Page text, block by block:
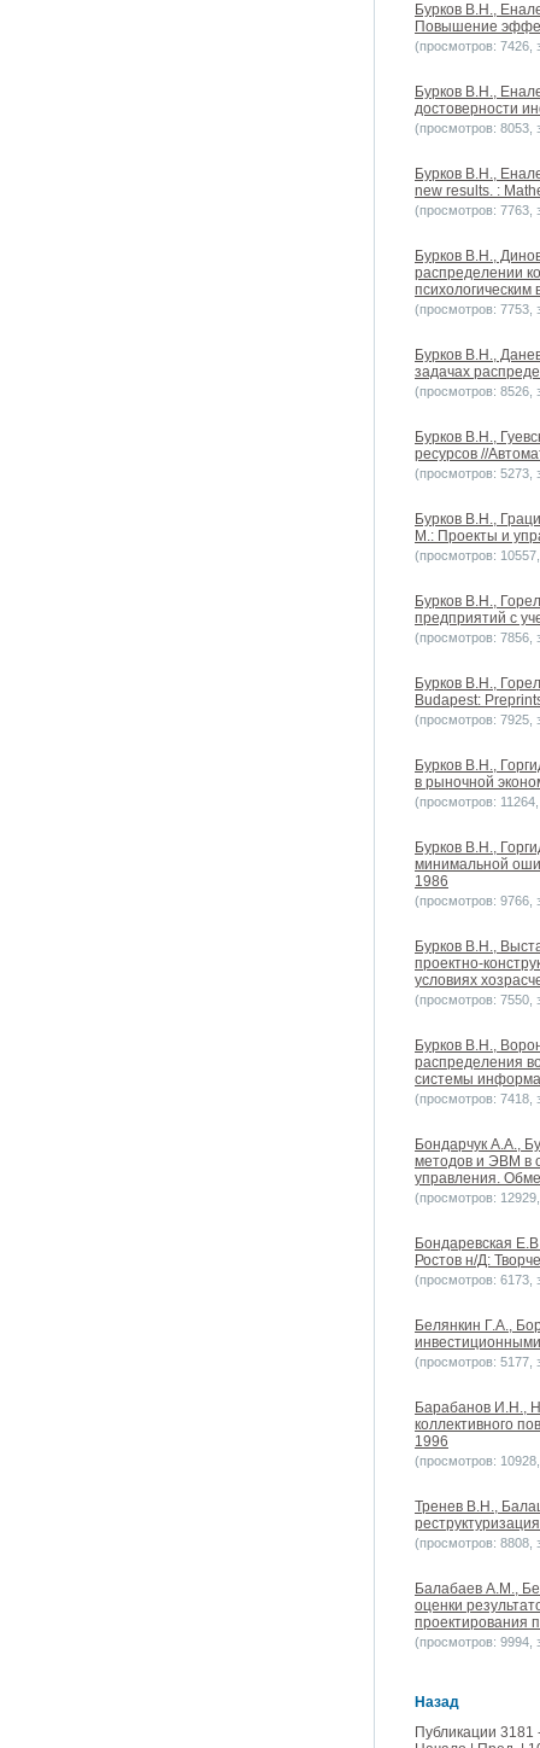
Бурков B.H.,
Повышение
(просмотров: 7426,
Бурков B.H.,
достоверности
(просмотров: 8053,
Бурков B.H.,
new results. :
(просмотров: 7763,
Бурков B.H.,
распределении
психологическим
(просмотров: 7753,
Бурков B.H.,
задачах
(просмотров: 8526,
Бурков В.Н.,
ресурсов //
(просмотров: 5273,
Бурков B.H.,
М.: Проекты и
(просмотров:
Бурков В.Н.,
предприятий с
(просмотров: 7856,
Бурков B.H.,
Budapest:
(просмотров: 7925,
Бурков B.H.,
в рыночной
(просмотров:
Бурков B.H.,
минимальной
1986
(просмотров: 9766,
Бурков B.H.,
проектно-
условиях
(просмотров: 7550,
Бурков B.H.,
распределения
системы
(просмотров: 7418,
Бондарчук А.А.,
методов и ЭВМ в
управления.
(просмотров:
Бондаревская
Ростов н/Д:
(просмотров: 6173,
Белянкин Г.А.,
(просмотров: 5177,
Барабанов И.Н.,
коллективного
1996
(просмотров:
Тренев В.Н.,
(просмотров: 8808,
Балабаев А.М.,
оценки
проектирования
(просмотров: 9994,
Назад
Публикации 3181